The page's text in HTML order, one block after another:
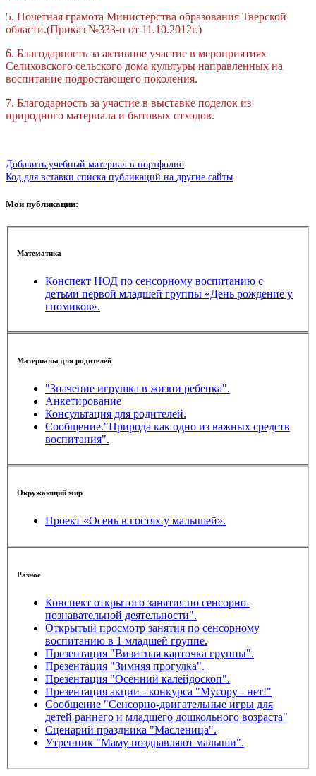
5. Почетная грамота Министерства образования Тверской
области.(Приказ №333-н от 11.10.2012г.)
6. Благодарность за активное участие в мероприятиях
Селиховского сельского дома культуры направленных на
воспитание подростающего поколения.
7. Благодарность за участие в выставке поделок из
природного материала и бытовых отходов.
Добавить учебный материал в портфолио
Код для вставки списка публикаций на другие сайты
Мои публикации:
Математика
Конспект НОД по сенсорному воспитанию с
детьми первой младшей группы «День рождение у
гномиков».
Материалы для родителей
"Значение игрушка в жизни ребенка".
Анкетирование
Консультация для родителей.
Сообщение."Природа как одно из важных средств
воспитания".
Окружающий мир
Проект «Осень в гостях у малышей».
Разное
Конспект открытого занятия по сенсорно-
познавательной деятельности".
Открытый просмотр занятия по сенсорному
воспитанию в 1 младшей группе.
Презентация "Визитная карточка группы".
Презентация "Зимняя прогулка".
Презентация "Осенний калейдоскоп".
Презентация акции - конкурса "Мусору - нет!"
Сообщение "Сенсорно-двигательные игры для
детей раннего и младшего дошкольного возраста"
Сценарий праздника "Масленица".
Утренник "Маму поздравляют малыши".